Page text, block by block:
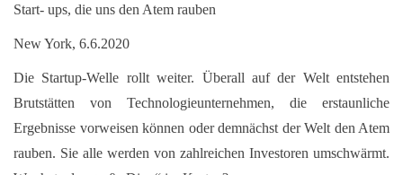
Start- ups, die uns den Atem rauben
New York, 6.6.2020
Die Startup-Welle rollt weiter. Überall auf der Welt entstehen
Brutstätten von Technologieunternehmen, die erstaunliche
Ergebnisse vorweisen können oder demnächst der Welt den Atem
rauben. Sie alle werden von zahlreichen Investoren umschwärmt.